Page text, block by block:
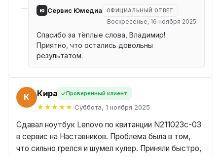
ю Сервис Юмедиа ОФИЦИАЛЬНЫЙ ОТВЕТ
Воскресенье, 16 ноября 2025
Спасибо за тёплые слова, Владимир!
Приятно, что остались довольны
результатом.
Кира Проверенный клиент
Суббота, 1 ноября 2025
Сдавал ноутбук Lenovo по квитанции N211023c-03
в сервис на Наставников. Проблема была в том,
что сильно грелся и шумел кулер. Приняли быстро,